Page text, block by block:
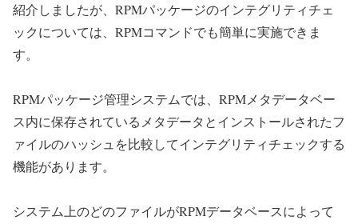
紹介しましたが、RPMパッケージのインテグリティチェ
ックについては、RPMコマンドでも簡単に実施できま
す。
RPMパッケージ管理システムでは、RPMメタデータベー
ス内に保存されているメタデータとインストールされたフ
ァイルのハッシュを比較してインテグリティチェックする
機能があります。
システム上のどのファイルがRPMデータベースによって